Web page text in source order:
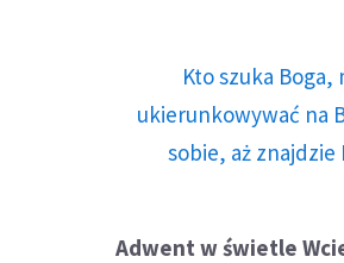
Kto szuka
ukierunkowywać na
sobie, aż
Adwent w świetle